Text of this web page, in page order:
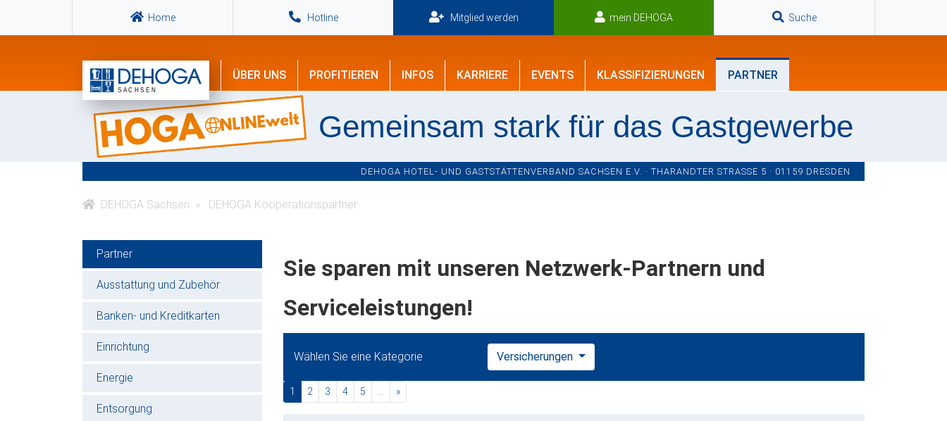
Home Hotline Mitglied werden mein DEHOGA Suche
ÜBER UNS PROFITIEREN INFOS KARRIERE EVENTS KLASSIFIZIERUNGEN PARTNER
Gemeinsam stark für das Gastgewerbe
DEHOGA HOTEL- UND GASTSTÄTTENVERBAND SACHSEN E.V. · THARANDTER STRASSE 5 · 01159 DRESDEN
DEHOGA Sachsen DEHOGA Kooperationspartner
Partner
Ausstattung und Zubehör
Banken- und Kreditkarten
Einrichtung
Energie
Entsorgung
Sie sparen mit unseren Netzwerk-Partnern und
Serviceleistungen!
Wählen Sie eine Kategorie Versicherungen
1 (current)
2 3 4 5 »nächste